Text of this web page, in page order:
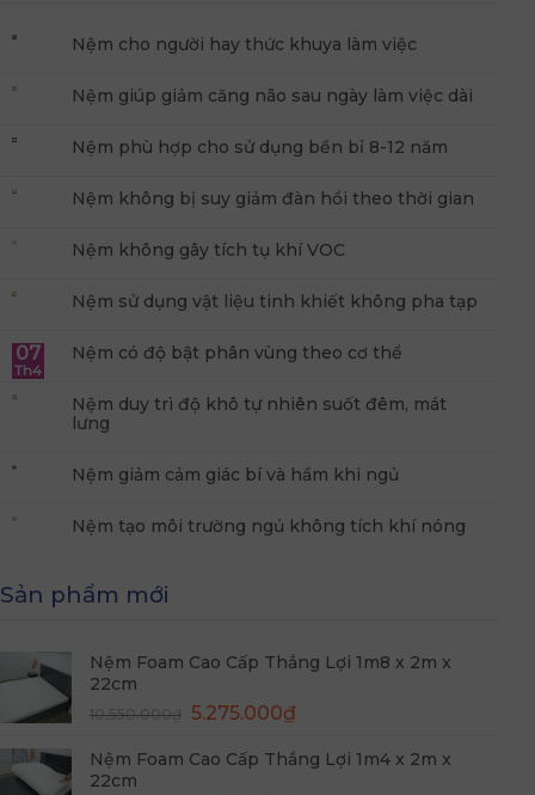
Nệm cho người hay thức khuya làm việc
Nệm giúp giảm căng não sau ngày làm việc dài
Nệm phù hợp cho sử dụng bền bỉ 8-12 năm
Nệm không bị suy giảm đàn hồi theo thời gian
Nệm không gây tích tụ khí VOC
Nệm sử dụng vật liệu tinh khiết không pha tạp
07
Th4
Nệm có độ bật phân vùng theo cơ thể
Nệm duy trì độ khô tự nhiên suốt đêm, mát
lưng
Nệm giảm cảm giác bí và hầm khi ngủ
Nệm tạo môi trường ngủ không tích khí nóng
Sản phẩm mới
Nệm Foam Cao Cấp Thắng Lợi 1m8 x 2m x
22cm
10.550.000₫ Giá
là:
5.275.000₫Giá
tại
Nệm Foam Cao Cấp Thắng Lợi 1m4 x 2m x
22cm